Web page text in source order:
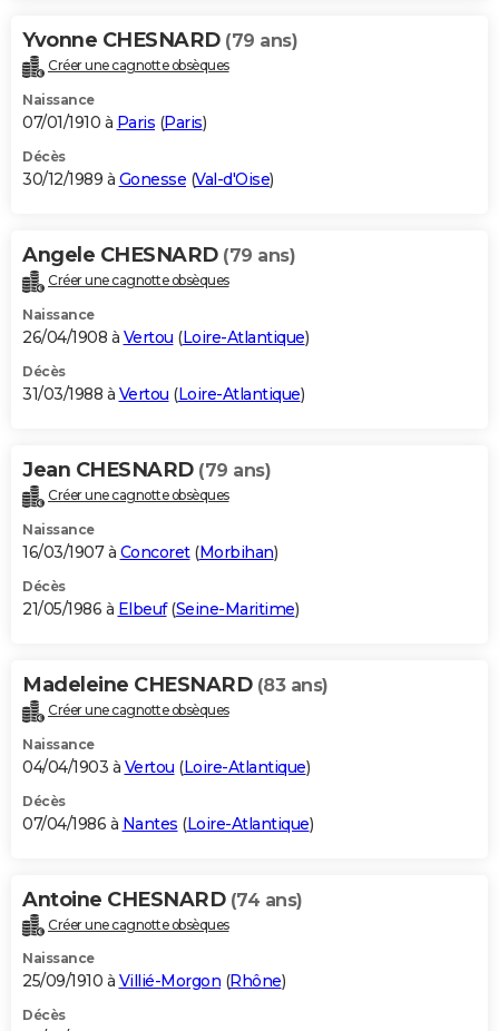
Yvonne CHESNARD (79 ans)
Créer une cagnotte obsèques
Naissance
07/01/1910 à Paris (Paris)
Décès
30/12/1989 à Gonesse (Val-d'Oise)
Angele CHESNARD (79 ans)
Créer une cagnotte obsèques
Naissance
26/04/1908 à Vertou (Loire-Atlantique)
Décès
31/03/1988 à Vertou (Loire-Atlantique)
Jean CHESNARD (79 ans)
Créer une cagnotte obsèques
Naissance
16/03/1907 à Concoret(Morbihan)
Décès
21/05/1986 à Elbeuf(Seine-Maritime)
Madeleine CHESNARD (83 ans)
Créer une cagnotte obsèques
Naissance
04/04/1903 à Vertou (Loire-Atlantique)
Décès
07/04/1986 à Nantes (Loire-Atlantique)
Antoine CHESNARD (74 ans)
Créer une cagnotte obsèques
Naissance
25/09/1910 à Villié-Morgon (Rhône)
Décès